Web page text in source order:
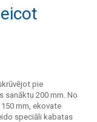
pie
sanāktu 200 mm. No
mm, ekovate
speciāli kabatas